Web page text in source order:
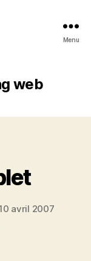
Menu
web
avril 2007